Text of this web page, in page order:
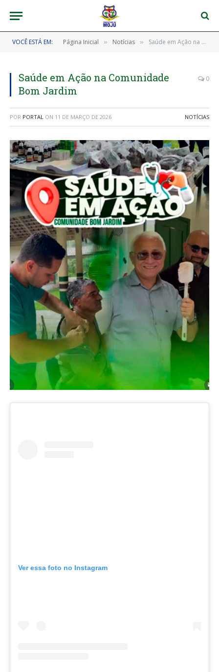
VOCÊ ESTÁ EM: Página Inicial » Notícias » Saúde em Ação na Comunidade Bom Jardim
Saúde em Ação na Comunidade
Bom Jardim
0
POR PORTAL ON 11 DE MARÇO DE 2026 NOTÍCIAS
Ver essa foto no Instagram